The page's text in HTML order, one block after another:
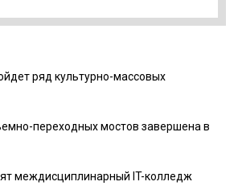
ряд культурно-массовых
переходных мостов завершена в
междисциплинарный IT-колледж